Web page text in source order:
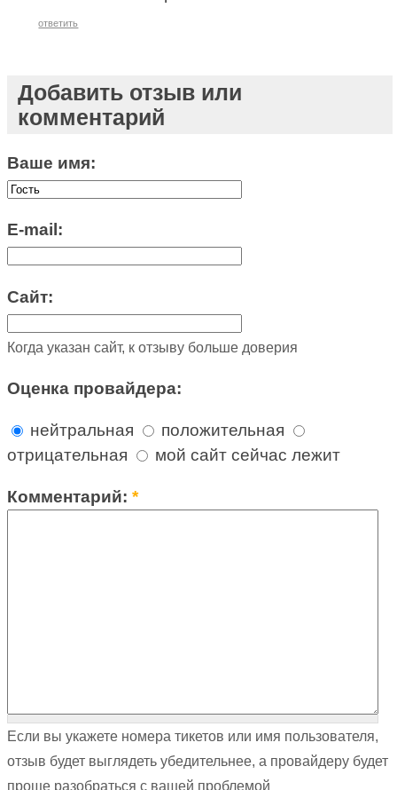
ответить
Добавить отзыв или
комментарий
Ваше имя:
E-mail:
Сайт:
Когда указан сайт, к отзыву больше доверия
Оценка провайдера:
нейтральная
положительная
отрицательная
мой сайт сейчас лежит
Комментарий:*
Если вы укажете номера тикетов или имя пользователя,
отзыв будет выглядеть убедительнее, а провайдеру будет
проще разобраться с вашей проблемой